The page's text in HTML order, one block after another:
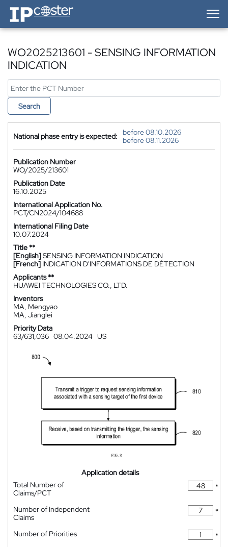
IP-Coster — Home
WO2025213601 - SENSING INFORMATION
INDICATION
Search
National phase entry is expected:
before 08.10.2026
before 08.11.2026
Publication Number
WO/2025/213601
Publication Date
16.10.2025
International Application No.
PCT/CN2024/104688
International Filing Date
10.07.2024
Title **
[English]SENSING INFORMATION INDICATION
[French] INDICATION D'INFORMATIONS DE DÉTECTION
Applicants **
HUAWEI TECHNOLOGIES CO., LTD.
Inventors
MA, Mengyao
MA, Jianglei
Priority Data
63/631,036 08.04.2024 US
Application details
Total Number of
Claims/PCT
*
Number of Independent
Claims
*
Number of Priorities
*